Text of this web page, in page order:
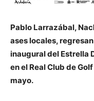
Pablo Larrazábal,
ases locales,
inaugural del Estrella
en el Real Club de
mayo.